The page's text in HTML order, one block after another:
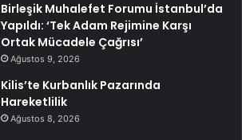
Birleşik Muhalefet Forumu İstanbul’da
Yapıldı: ‘Tek Adam Rejimine Karşı
Ortak Mücadele Çağrısı’
Ağustos 9, 2026
Kilis’te Kurbanlık Pazarında
Hareketlilik
Ağustos 8, 2026